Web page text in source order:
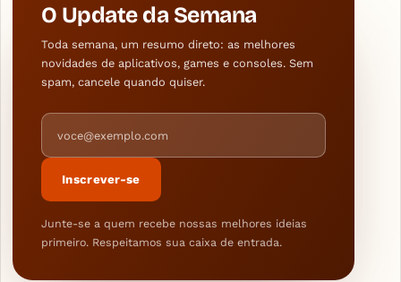
O Update da Semana
Toda semana, um resumo direto: as melhores
novidades de aplicativos, games e consoles. Sem
spam, cancele quando quiser.
Endereço de e-mail
Inscrever-se
Junte-se a quem recebe nossas melhores ideias
primeiro. Respeitamos sua caixa de entrada.